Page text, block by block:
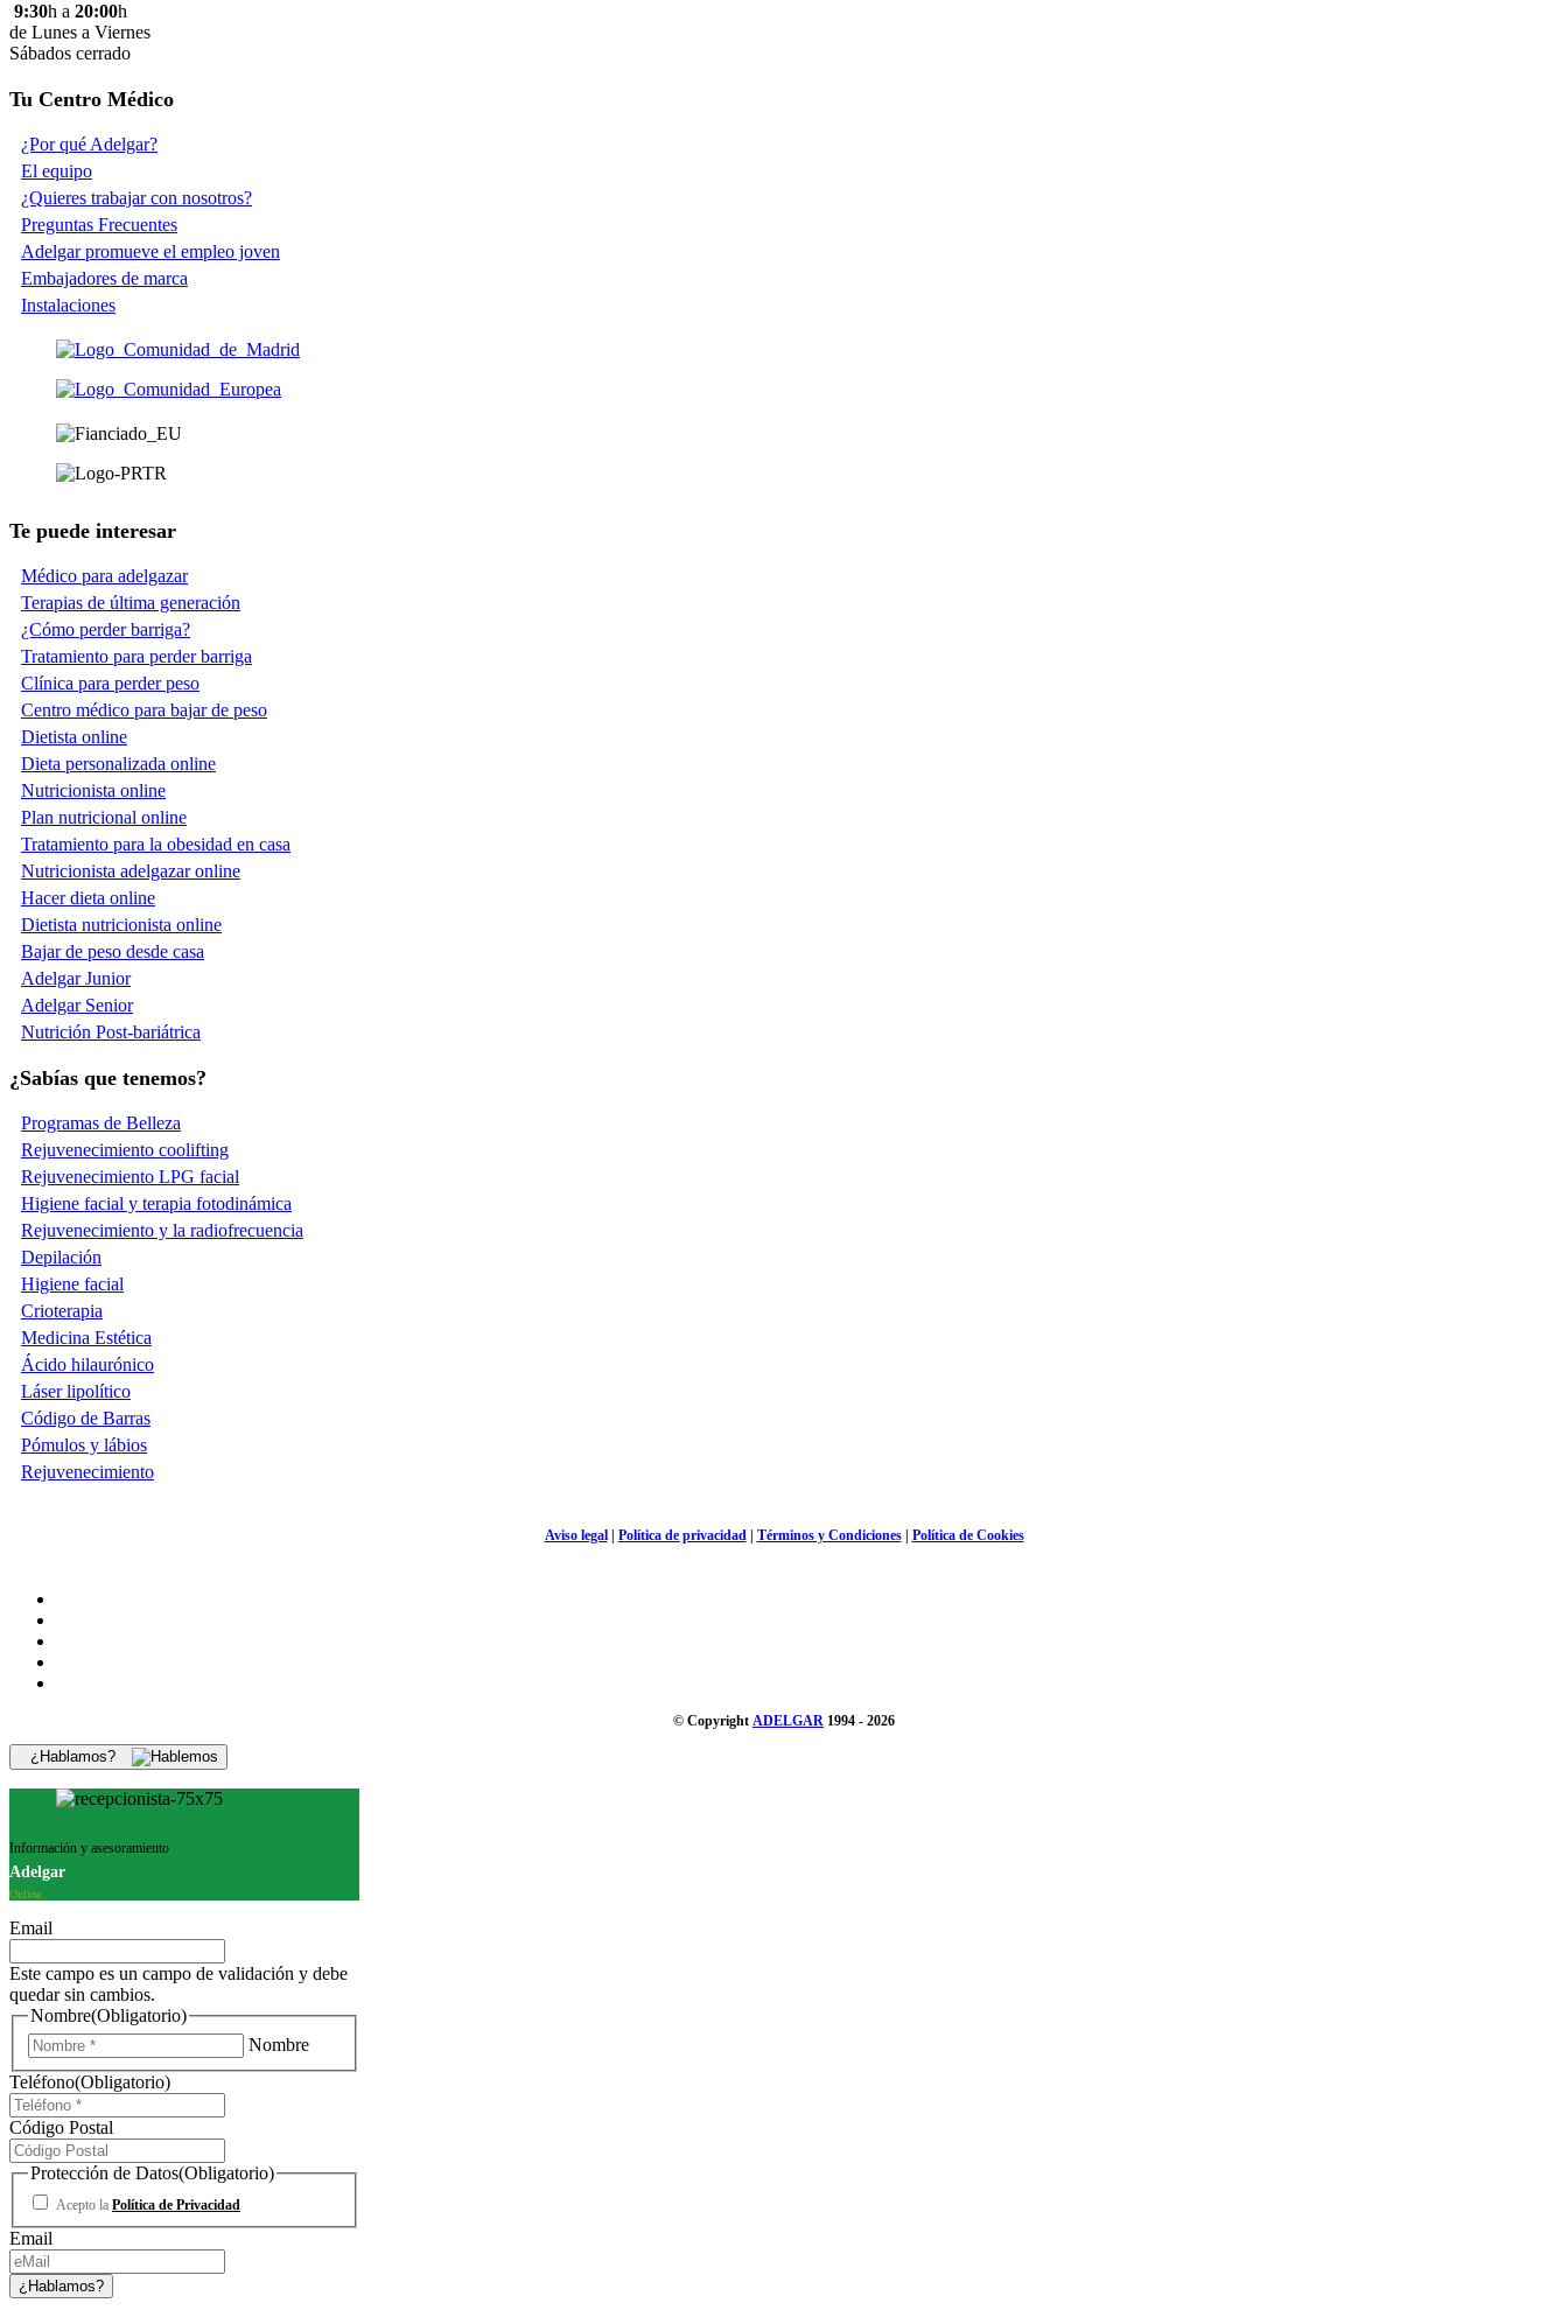
9:30h a 20:00h
de Lunes a Viernes
Sábados cerrado
Tu Centro Médico
¿Por qué Adelgar?
El equipo
¿Quieres trabajar con nosotros?
Preguntas Frecuentes
Adelgar promueve el empleo joven
Embajadores de marca
Instalaciones
Te puede interesar
Médico para adelgazar
Terapias de última generación
¿Cómo perder barriga?
Tratamiento para perder barriga
Clínica para perder peso
Centro médico para bajar de peso
Dietista online
Dieta personalizada online
Nutricionista online
Plan nutricional online
Tratamiento para la obesidad en casa
Nutricionista adelgazar online
Hacer dieta online
Dietista nutricionista online
Bajar de peso desde casa
Adelgar Junior
Adelgar Senior
Nutrición Post-bariátrica
¿Sabías que tenemos?
Programas de Belleza
Rejuvenecimiento coolifting
Rejuvenecimiento LPG facial
Higiene facial y terapia fotodinámica
Rejuvenecimiento y la radiofrecuencia
Depilación
Higiene facial
Crioterapia
Medicina Estética
Ácido hilaurónico
Láser lipolítico
Código de Barras
Pómulos y lábios
Rejuvenecimiento
Aviso legal| Política de privacidad| Términos y Condiciones| Política de Cookies
© Copyright ADELGAR 1994 - 2026
¿Hablamos?
Información y asesoramiento
Adelgar
Online
Email
Este campo es un campo de validación y debe
quedar sin cambios.
Nombre(Obligatorio)
Nombre
Teléfono(Obligatorio)
Código Postal
Protección de Datos(Obligatorio)
Acepto la Política de Privacidad
Email